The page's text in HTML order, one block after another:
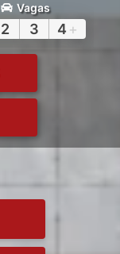
Vagas
2 3 4 +